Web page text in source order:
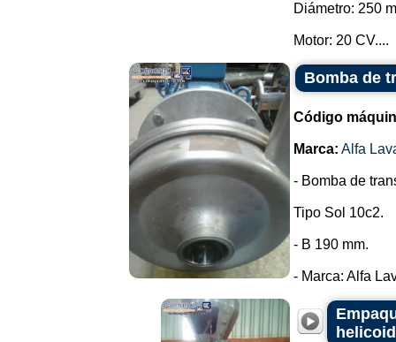
Diámetro: 250
Motor: 20 CV....
Bomba de
Código
Marca: Alfa
- Bomba de
Tipo Sol 10c2.
- B 190 mm.
- Marca: Alfa